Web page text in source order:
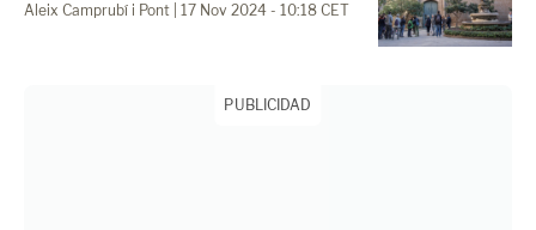
Aleix Camprubí i Pont | 17 Nov 2024 - 10:18 CET
PUBLICIDAD